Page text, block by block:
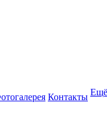
Контакты Ещё